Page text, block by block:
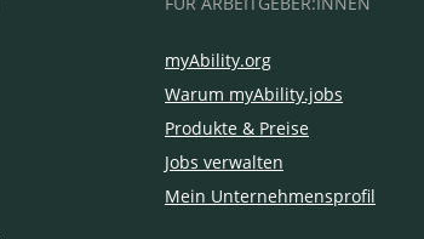
myAbility.org
Warum myAbility.jobs
Produkte & Preise
Jobs verwalten
Mein Unternehmensprofil